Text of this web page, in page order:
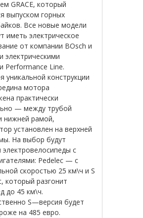
GRACE,который
выпуском горных
. Все новые модели
иметь электрическое
от компании BOsch и
электрическими
Performance Line.
уникальной конструкции
мотора
практически
—между трубой
нижней рамой,
установлен на верхней
. На выбор будут
электровелосипеды с
: Pedelec —с
скоростью 25 км\ч и S
,который разгонит
до 45 км\ч.
S—версия будет
на 485 евро.